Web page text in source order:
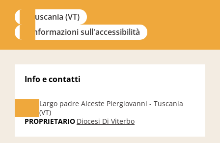
Tuscania (VT)
Informazioni sull'accessibilità
Info e contatti
Largo padre Alceste Piergiovanni - Tuscania
(VT)
PROPRIETARIO Diocesi Di Viterbo